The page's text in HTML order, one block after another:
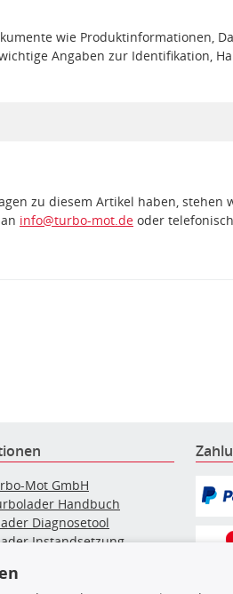
wie Produktinformationen,
Angaben zur Identifikation,
zu diesem Artikel haben, stehen
info@turbo-mot.de oder
Mot GmbH
Handbuch
Diagnosetool
Instandsetzung